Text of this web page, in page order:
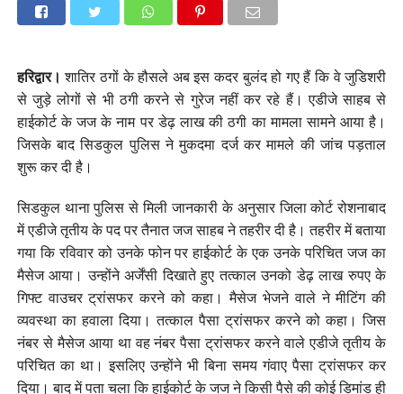
हरिद्वार। शातिर ठगों के हौसले अब इस कदर बुलंद हो गए हैं कि वे जुडिशरी
से जुड़े लोगों से भी ठगी करने से गुरेज नहीं कर रहे हैं। एडीजे साहब से
हाईकोर्ट के जज के नाम पर डेढ़ लाख की ठगी का मामला सामने आया है।
जिसके बाद सिडकुल पुलिस ने मुकदमा दर्ज कर मामले की जांच पड़ताल
शुरू कर दी है।
सिडकुल थाना पुलिस से मिली जानकारी के अनुसार जिला कोर्ट रोशनाबाद
में एडीजे तृतीय के पद पर तैनात जज साहब ने तहरीर दी है। तहरीर में बताया
गया कि रविवार को उनके फोन पर हाईकोर्ट के एक उनके परिचित जज का
मैसेज आया। उन्होंने अर्जेंसी दिखाते हुए तत्काल उनको डेढ़ लाख रुपए के
गिफ्ट वाउचर ट्रांसफर करने को कहा। मैसेज भेजने वाले ने मीटिंग की
व्यवस्था का हवाला दिया। तत्काल पैसा ट्रांसफर करने को कहा। जिस
नंबर से मैसेज आया था वह नंबर पैसा ट्रांसफर करने वाले एडीजे तृतीय के
परिचित का था। इसलिए उन्होंने भी बिना समय गंवाए पैसा ट्रांसफर कर
दिया। बाद में पता चला कि हाईकोर्ट के जज ने किसी पैसे की कोई डिमांड ही